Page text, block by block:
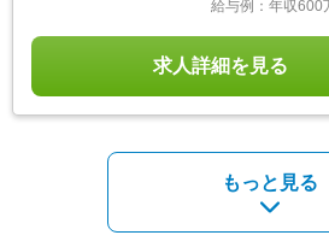
給与例： 年収600
求人詳細を見る
もっと見る